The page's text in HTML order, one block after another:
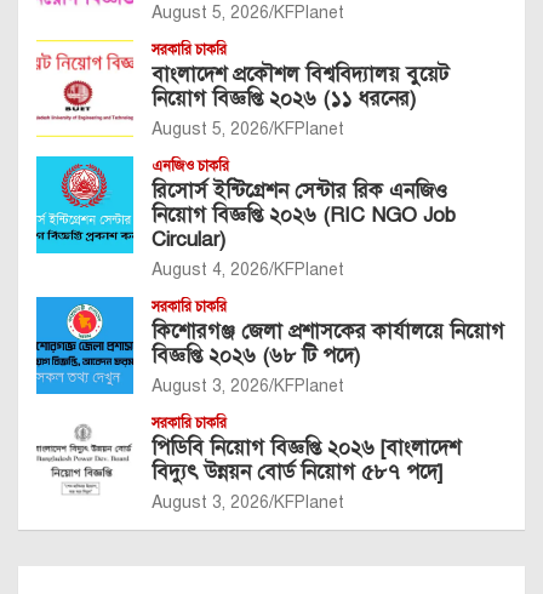
August 5, 2026 KFPlanet
সরকারি চাকরি
বাংলাদেশ প্রকৌশল বিশ্ববিদ্যালয় বুয়েট
নিয়োগ বিজ্ঞপ্তি ২০২৬ (১১ ধরনের)
August 5, 2026 KFPlanet
এনজিও চাকরি
রিসোর্স ইন্টিগ্রেশন সেন্টার রিক এনজিও
নিয়োগ বিজ্ঞপ্তি ২০২৬ (RIC NGO Job
Circular)
August 4, 2026 KFPlanet
সরকারি চাকরি
কিশোরগঞ্জ জেলা প্রশাসকের কার্যালয়ে নিয়োগ
বিজ্ঞপ্তি ২০২৬ (৬৮ টি পদে)
August 3, 2026 KFPlanet
সরকারি চাকরি
পিডিবি নিয়োগ বিজ্ঞপ্তি ২০২৬ [বাংলাদেশ
বিদ্যুৎ উন্নয়ন বোর্ড নিয়োগ ৫৮৭ পদে]
August 3, 2026 KFPlanet